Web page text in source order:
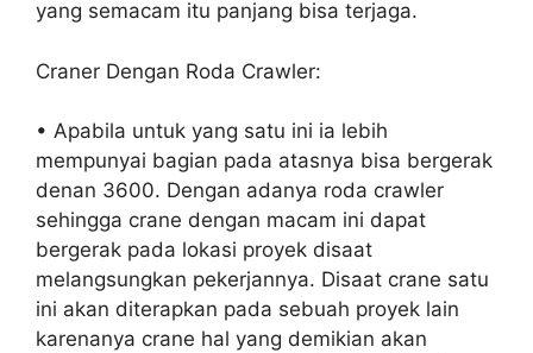
yang semacam itu panjang bisa terjaga.
Craner Dengan Roda Crawler:
• Apabila untuk yang satu ini ia lebih
mempunyai bagian pada atasnya bisa bergerak
denan 3600. Dengan adanya roda crawler
sehingga crane dengan macam ini dapat
bergerak pada lokasi proyek disaat
melangsungkan pekerjannya. Disaat crane satu
ini akan diterapkan pada sebuah proyek lain
karenanya crane hal yang demikian akan